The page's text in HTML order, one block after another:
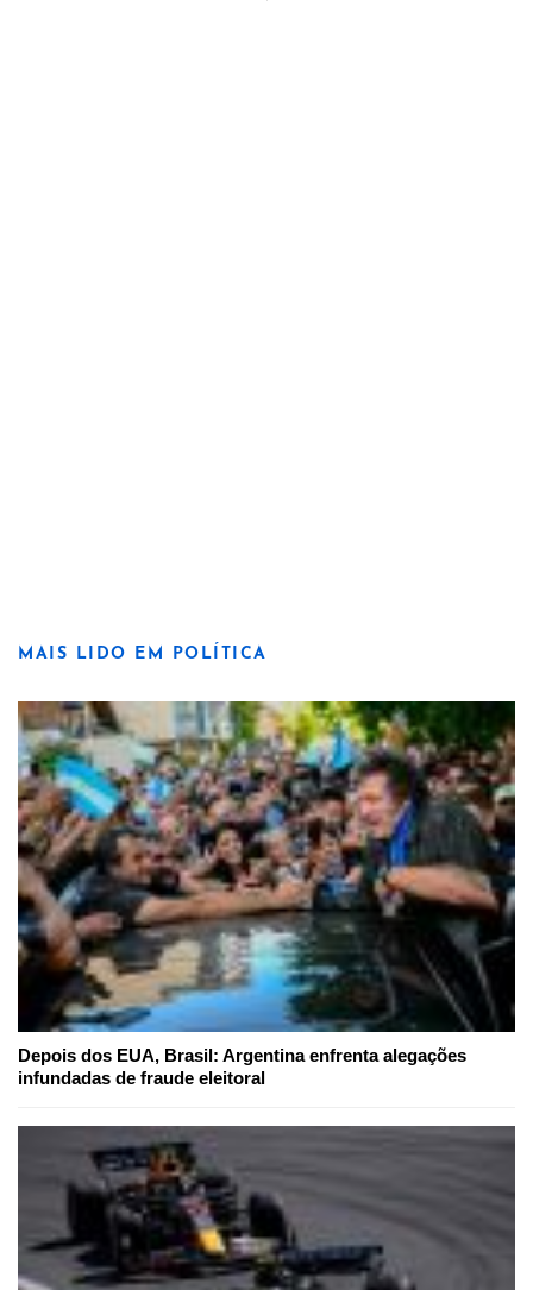
MAIS LIDO EM POLÍTICA
Depois dos EUA, Brasil: Argentina enfrenta alegações
infundadas de fraude eleitoral